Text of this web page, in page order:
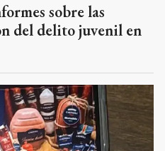
sobre las
del delito juvenil en